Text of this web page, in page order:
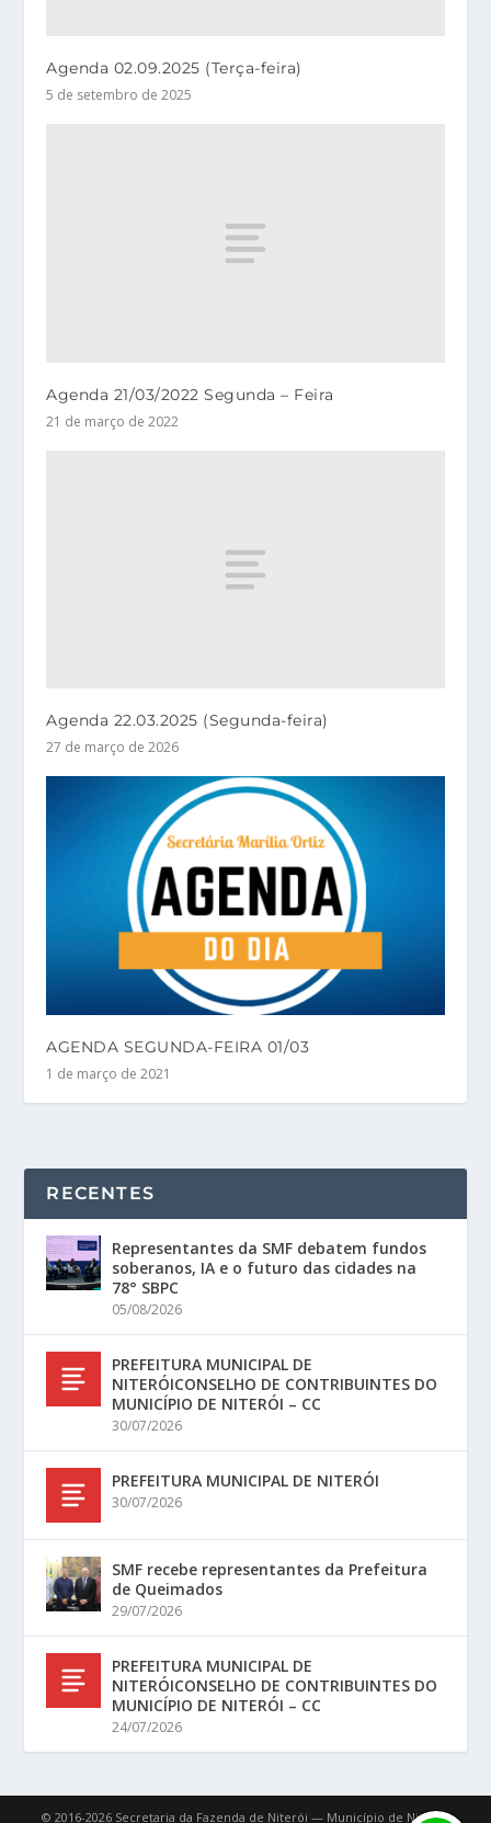
Agenda 02.09.2025 (Terça-feira)
5 de setembro de 2025
Agenda 21/03/2022 Segunda – Feira
21 de março de 2022
Agenda 22.03.2025 (Segunda-feira)
27 de março de 2026
AGENDA SEGUNDA-FEIRA 01/03
1 de março de 2021
RECENTES
Representantes da SMF debatem fundos
soberanos, IA e o futuro das cidades na
78° SBPC
05/08/2026
PREFEITURA MUNICIPAL DE
NITERÓICONSELHO DE CONTRIBUINTES DO
MUNICÍPIO DE NITERÓI – CC
30/07/2026
PREFEITURA MUNICIPAL DE NITERÓI
30/07/2026
SMF recebe representantes da Prefeitura
de Queimados
29/07/2026
PREFEITURA MUNICIPAL DE
NITERÓICONSELHO DE CONTRIBUINTES DO
MUNICÍPIO DE NITERÓI – CC
24/07/2026
© 2016-2026 Secretaria da Fazenda de Niterói — Município de Niterói.